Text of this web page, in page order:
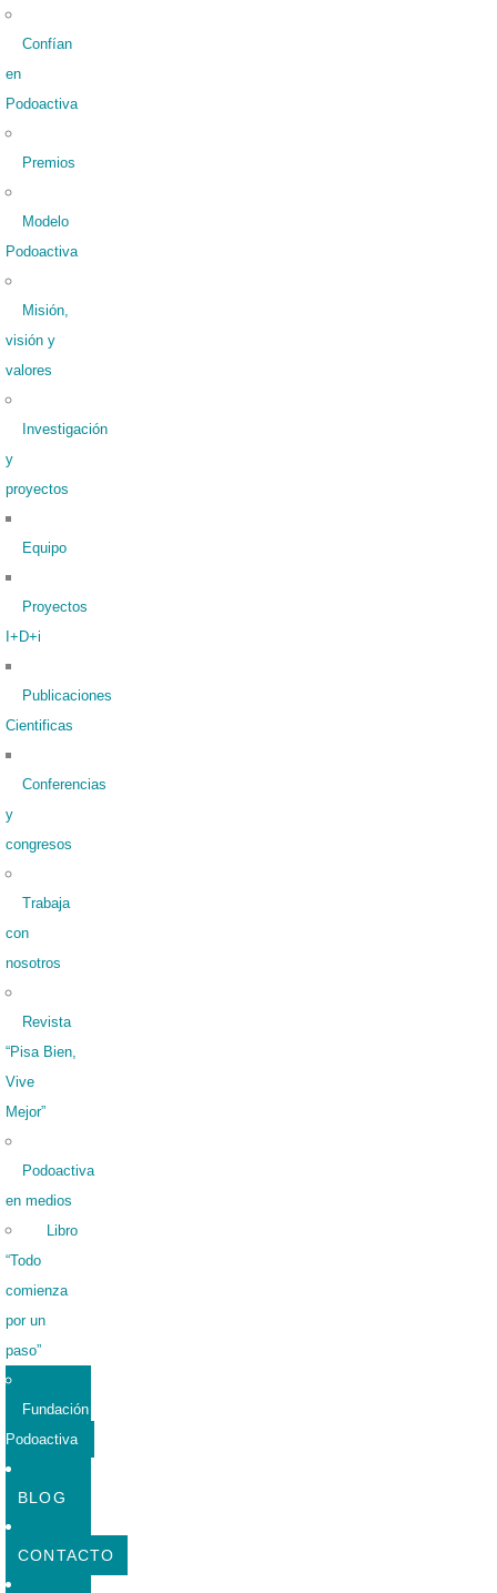
Confían
en
Podoactiva
Premios
Modelo
Podoactiva
Misión,
visión y
valores
Investigación
y
proyectos
Equipo
Proyectos
I+D+i
Publicaciones
Cientificas
Conferencias
y
congresos
Trabaja
con
nosotros
Revista
“Pisa Bien,
Vive
Mejor”
Podoactiva
en medios
Libro
“Todo
comienza
por un
paso”
Fundación
Podoactiva
BLOG
CONTACTO